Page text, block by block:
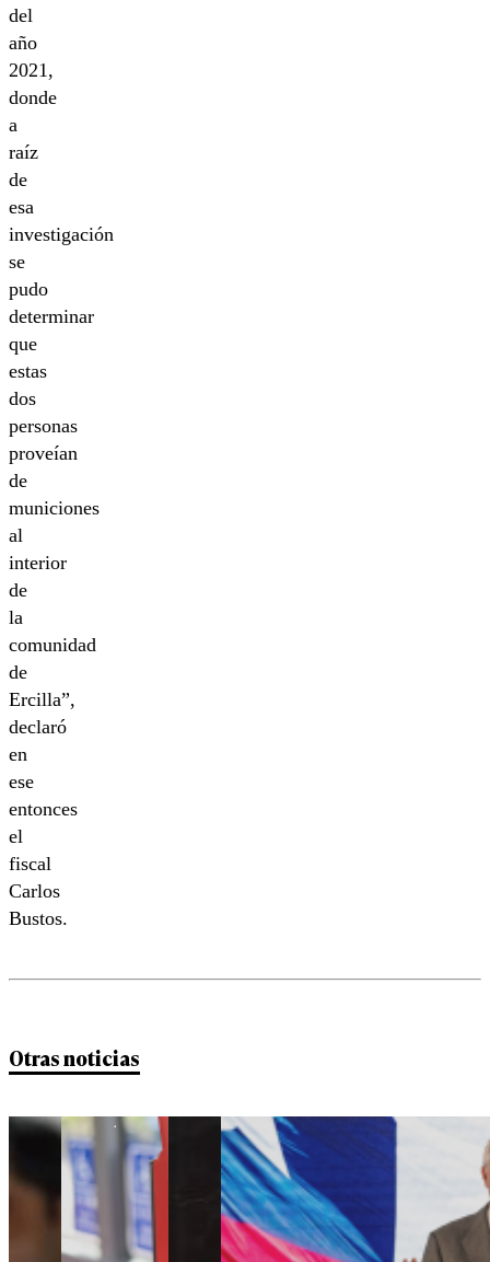
del
año
2021,
donde
a
raíz
de
esa
investigación
se
pudo
determinar
que
estas
dos
personas
proveían
de
municiones
al
interior
de
la
comunidad
de
Ercilla”,
declaró
en
ese
entonces
el
fiscal
Carlos
Bustos.
Otras noticias